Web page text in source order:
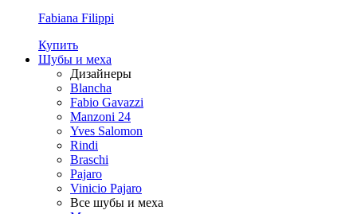
Fabiana Filippi
Купить
Шубы и меха
Дизайнеры
Blancha
Fabio Gavazzi
Manzoni 24
Yves Salomon
Rindi
Braschi
Pajaro
Vinicio Pajaro
Все шубы и меха